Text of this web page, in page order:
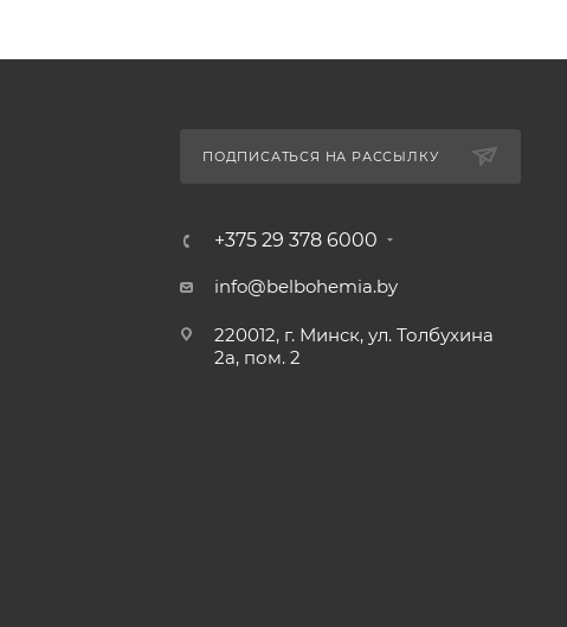
ПОДПИСАТЬСЯ НА РАССЫЛКУ
+375 29 378 6000
info@belbohemia.by
220012, г. Минск, ул. Толбухина
2а, пом. 2